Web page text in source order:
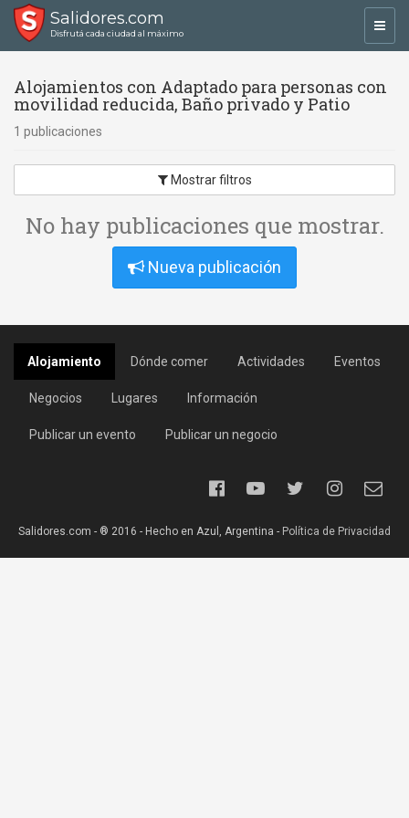
Salidores.com
Disfrutá cada ciudad al máximo
Alojamientos con Adaptado para personas con
movilidad reducida, Baño privado y Patio
1 publicaciones
Mostrar filtros
No hay publicaciones que mostrar.
Nueva publicación
Alojamiento Dónde comer Actividades Eventos
Negocios Lugares Información
Publicar un evento Publicar un negocio
Salidores.com - ® 2016 - Hecho en Azul, Argentina - Política de Privacidad